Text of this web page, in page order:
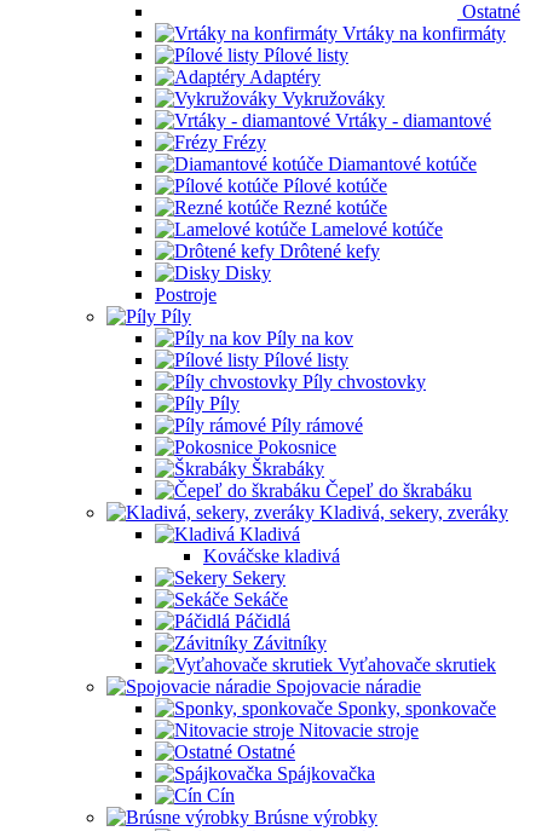
Ostatné
Vrtáky na konfirmáty
Pílové listy
Adaptéry
Vykružováky
Vrtáky - diamantové
Frézy
Diamantové kotúče
Pílové kotúče
Rezné kotúče
Lamelové kotúče
Drôtené kefy
Disky
Postroje
Píly
Píly na kov
Pílové listy
Píly chvostovky
Píly
Píly rámové
Pokosnice
Škrabáky
Čepeľ do škrabáku
Kladivá, sekery, zveráky
Kladivá
Kováčske kladivá
Sekery
Sekáče
Páčidlá
Závitníky
Vyťahovače skrutiek
Spojovacie náradie
Sponky, sponkovače
Nitovacie stroje
Ostatné
Spájkovačka
Cín
Brúsne výrobky